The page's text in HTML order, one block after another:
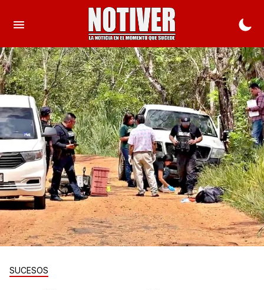
SUCESOS